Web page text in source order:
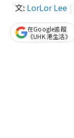
文: LorLor Lee
在Google追蹤
《UHK 港生活》